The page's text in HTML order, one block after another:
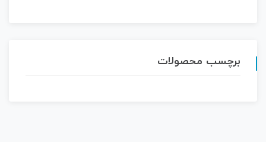
برچسب محصولات